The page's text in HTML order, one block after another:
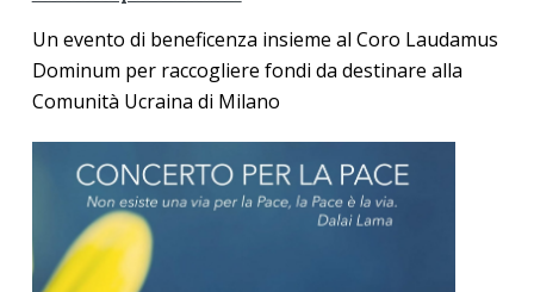
Un evento di beneficenza insieme al Coro Laudamus
Dominum per raccogliere fondi da destinare alla
Comunità Ucraina di Milano